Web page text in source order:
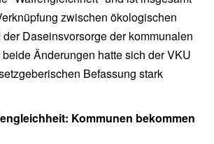
zwischen ökologischen
Daseinsvorsorge der kommunalen
Änderungen hatte sich der VKU
Befassung stark
Kommunen bekommen